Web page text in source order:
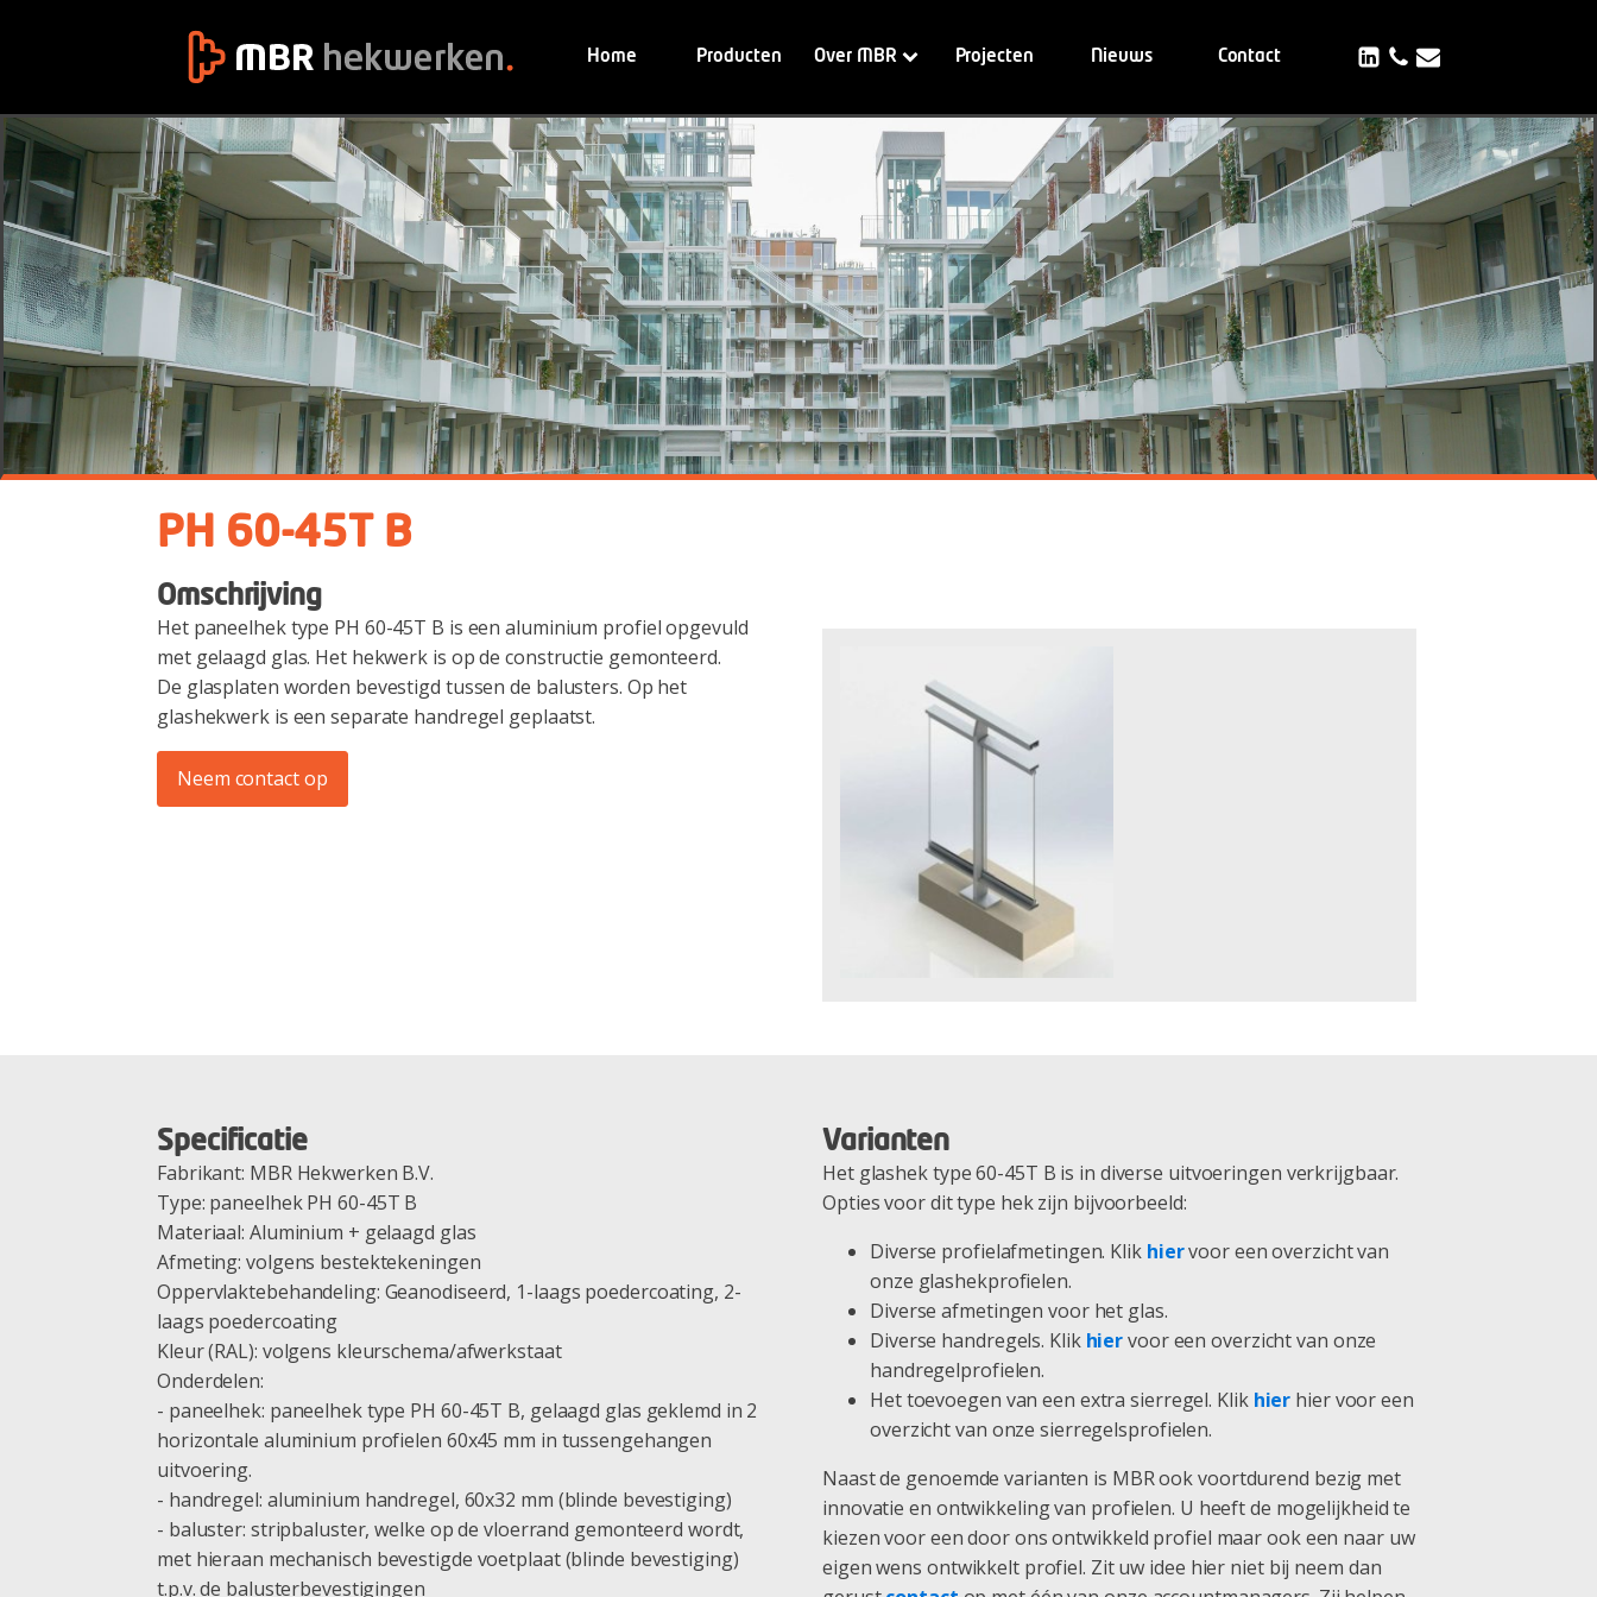
Home Producten Over MBR Projecten Nieuws Contact
PH 60-45T B
Omschrijving
Het paneelhek type PH 60-45T B is een aluminium profiel opgevuld
met gelaagd glas. Het hekwerk is op de constructie gemonteerd.
De glasplaten worden bevestigd tussen de balusters. Op het
glashekwerk is een separate handregel geplaatst.
Neem contact op
Specificatie
Fabrikant: MBR Hekwerken B.V.
Type: paneelhek PH 60-45T B
Materiaal: Aluminium + gelaagd glas
Afmeting: volgens bestektekeningen
Oppervlaktebehandeling: Geanodiseerd, 1-laags poedercoating, 2-
laags poedercoating
Kleur (RAL): volgens kleurschema/afwerkstaat
Onderdelen:
- paneelhek: paneelhek type PH 60-45T B, gelaagd glas geklemd in 2
horizontale aluminium profielen 60x45 mm in tussengehangen
uitvoering.
- handregel: aluminium handregel, 60x32 mm (blinde bevestiging)
- baluster: stripbaluster, welke op de vloerrand gemonteerd wordt,
met hieraan mechanisch bevestigde voetplaat (blinde bevestiging)
t.p.v. de balusterbevestigingen
Varianten
Het glashek type 60-45T B is in diverse uitvoeringen verkrijgbaar.
Opties voor dit type hek zijn bijvoorbeeld:
Diverse profielafmetingen. Klik hiervoor een overzicht van
onze glashekprofielen.
Diverse afmetingen voor het glas.
Diverse handregels. Klik hiervoor een overzicht van onze
handregelprofielen.
Het toevoegen van een extra sierregel. Klik hier hier voor een
overzicht van onze sierregelsprofielen.
Naast de genoemde varianten is MBR ook voortdurend bezig met
innovatie en ontwikkeling van profielen. U heeft de mogelijkheid te
kiezen voor een door ons ontwikkeld profiel maar ook een naar uw
eigen wens ontwikkelt profiel. Zit uw idee hier niet bij neem dan